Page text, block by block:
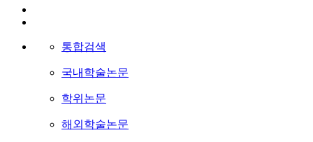
통합검색
국내학술논문
학위논문
해외학술논문